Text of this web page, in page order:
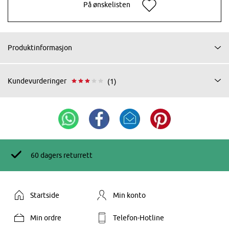
På ønskelisten
Produktinformasjon
Kundevurderinger (1)
60 dagers returrett
Startside Min konto
Min ordre Telefon-Hotline